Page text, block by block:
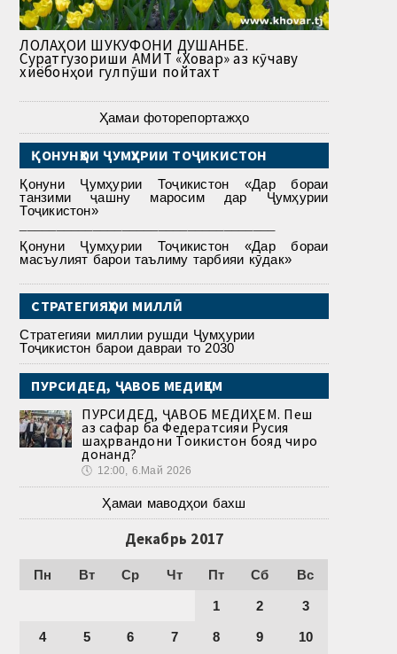
ЛОЛАҲОИ ШУКУФОНИ ДУШАНБЕ.
Суратгузориши АМИТ «Ховар» аз кӯчаву
хиёбонҳои гулпӯши пойтахт
Ҳамаи фоторепортажҳо
ҚОНУНҲОИ ҶУМҲУРИИ ТОҶИКИСТОН
Қонуни Ҷумҳурии Тоҷикистон «Дар бораи
танзими ҷашну маросим дар Ҷумҳурии
Тоҷикистон»
Қонуни Ҷумҳурии Тоҷикистон «Дар бораи
масъулият барои таълиму тарбияи кӯдак»
СТРАТЕГИЯҲОИ МИЛЛӢ
Стратегияи миллии рушди Ҷумҳурии
Тоҷикистон барои давраи то 2030
ПУРСИДЕД, ҶАВОБ МЕДИҲЕМ
ПУРСИДЕД, ҶАВОБ МЕДИҲЕМ. Пеш
аз сафар ба Федератсияи Русия
шаҳрвандони Тоҷикистон бояд чиро
донанд?
🕔 12:00, 6.Май 2026
Ҳамаи маводҳои бахш
Декабрь 2017
Пн Вт Ср Чт Пт Сб Вс
1 2 3
4 5 6 7 8 9 10